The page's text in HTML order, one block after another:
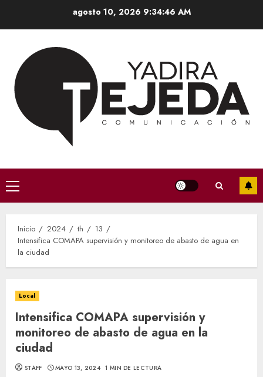
agosto 10, 2026 9:34:48 AM
Menú
principal
Inicio 2024 th
13
Intensifica COMAPA supervisión y monitoreo de abasto de agua en
la ciudad
Local
Intensifica COMAPA supervisión y
monitoreo de abasto de agua en la
ciudad
STAFF MAYO 13, 2024 1 MIN DE LECTURA